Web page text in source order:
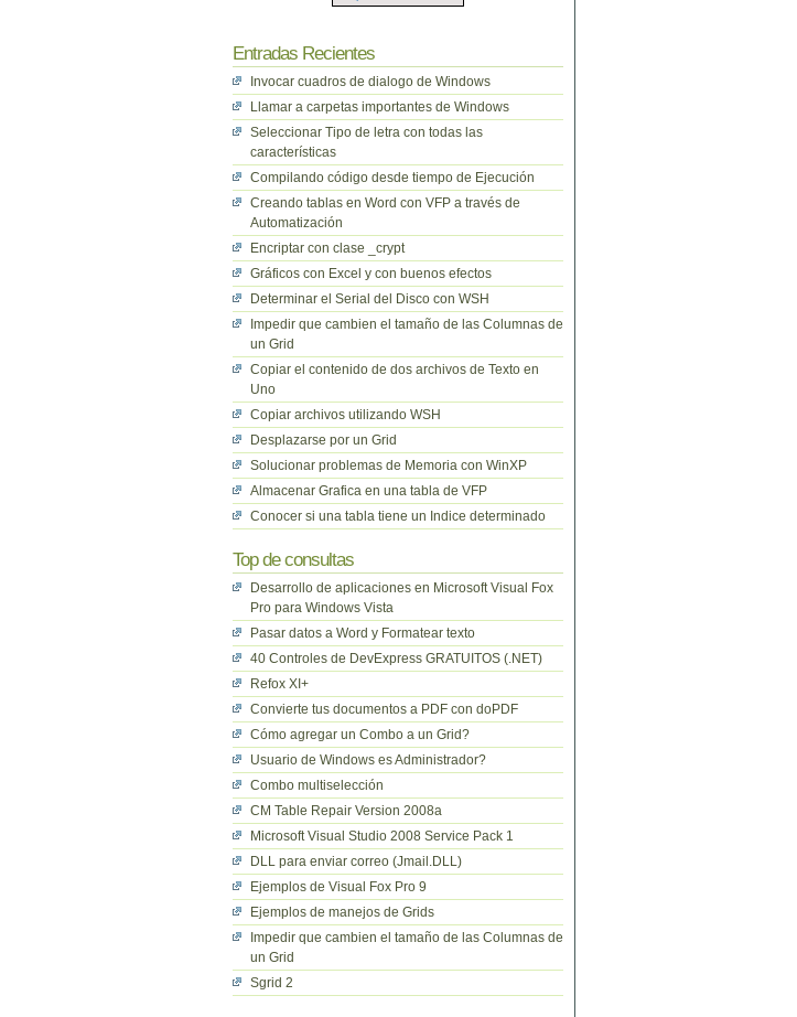
Entradas Recientes
Invocar cuadros de dialogo de Windows
Llamar a carpetas importantes de Windows
Seleccionar Tipo de letra con todas las
características
Compilando código desde tiempo de Ejecución
Creando tablas en Word con VFP a través de
Automatización
Encriptar con clase _crypt
Gráficos con Excel y con buenos efectos
Determinar el Serial del Disco con WSH
Impedir que cambien el tamaño de las Columnas de
un Grid
Copiar el contenido de dos archivos de Texto en
Uno
Copiar archivos utilizando WSH
Desplazarse por un Grid
Solucionar problemas de Memoria con WinXP
Almacenar Grafica en una tabla de VFP
Conocer si una tabla tiene un Indice determinado
Top de consultas
Desarrollo de aplicaciones en Microsoft Visual Fox
Pro para Windows Vista
Pasar datos a Word y Formatear texto
40 Controles de DevExpress GRATUITOS (.NET)
Refox XI+
Convierte tus documentos a PDF con doPDF
Cómo agregar un Combo a un Grid?
Usuario de Windows es Administrador?
Combo multiselección
CM Table Repair Version 2008a
Microsoft Visual Studio 2008 Service Pack 1
DLL para enviar correo (Jmail.DLL)
Ejemplos de Visual Fox Pro 9
Ejemplos de manejos de Grids
Impedir que cambien el tamaño de las Columnas de
un Grid
Sgrid 2